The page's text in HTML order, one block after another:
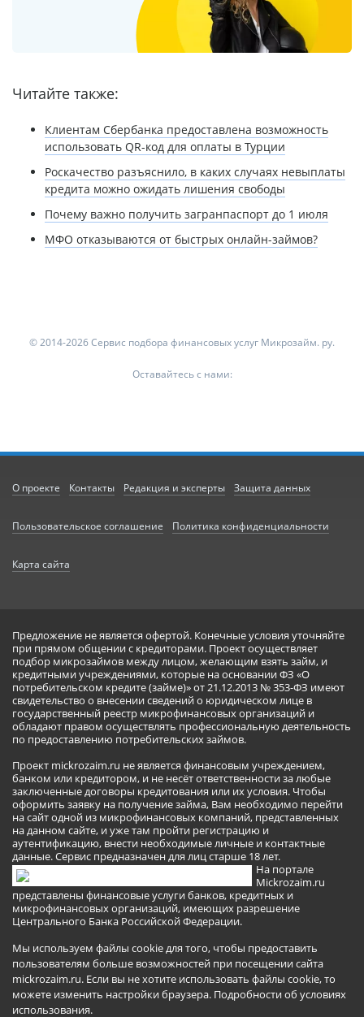
Читайте также:
Клиентам Сбербанка предоставлена возможность
использовать QR-код для оплаты в Турции
Роскачество разъяснило, в каких случаях невыплаты
кредита можно ожидать лишения свободы
Почему важно получить загранпаспорт до 1 июля
МФО отказываются от быстрых онлайн-займов?
© 2014-2026 Сервис подбора финансовых услуг Микрозайм. ру.
Оставайтесь с нами:
О проекте Контакты Редакция и эксперты Защита данных
Пользовательское соглашение Политика конфиденциальности
Карта сайта
Предложение не является офертой. Конечные условия уточняйте
при прямом общении с кредиторами. Проект осуществляет
подбор микрозаймов между лицом, желающим взять займ, и
кредитными учреждениями, которые на основании ФЗ «О
потребительском кредите (займе)» от 21.12.2013 № 353-ФЗ имеют
свидетельство о внесении сведений о юридическом лице в
государственный реестр микрофинансовых организаций и
обладают правом осуществлять профессиональную деятельность
по предоставлению потребительских займов.
Проект mickrozaim.ru не является финансовым учреждением,
банком или кредитором, и не несёт ответственности за любые
заключенные договоры кредитования или их условия. Чтобы
оформить заявку на получение займа, Вам необходимо перейти
на сайт одной из микрофинансовых компаний, представленных
на данном сайте, и уже там пройти регистрацию и
аутентификацию, внести необходимые личные и контактные
данные. Сервис предназначен для лиц старше 18 лет.
На портале
Mickrozaim.ru
представлены финансовые услуги банков, кредитных и
микрофинансовых организаций, имеющих разрешение
Центрального Банка Российской Федерации.
Мы используем файлы cookie для того, чтобы предоставить
пользователям больше возможностей при посещении сайта
mickrozaim.ru. Если вы не хотите использовать файлы cookie, то
можете изменить настройки браузера. Подробности об условиях
использования.